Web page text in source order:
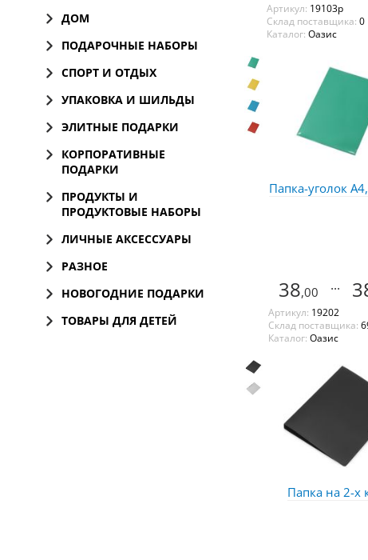
ДОМ
ПОДАРОЧНЫЕ НАБОРЫ
СПОРТ И ОТДЫХ
УПАКОВКА И ШИЛЬДЫ
ЭЛИТНЫЕ ПОДАРКИ
КОРПОРАТИВНЫЕ
ПОДАРКИ
ПРОДУКТЫ И
ПРОДУКТОВЫЕ НАБОРЫ
ЛИЧНЫЕ АКСЕССУАРЫ
РАЗНОЕ
НОВОГОДНИЕ ПОДАРКИ
ТОВАРЫ ДЛЯ ДЕТЕЙ
Артикул: 19103p
Склад поставщика: 0
Каталог: Оазис
Папка-уголок
38,00 ...
Артикул: 19202
Склад поставщика:
Каталог: Оазис
Папка на 2-х